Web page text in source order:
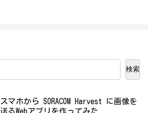
検索
スマホから SORACOM Harvest に画像を
送るWebアプリを作ってみた